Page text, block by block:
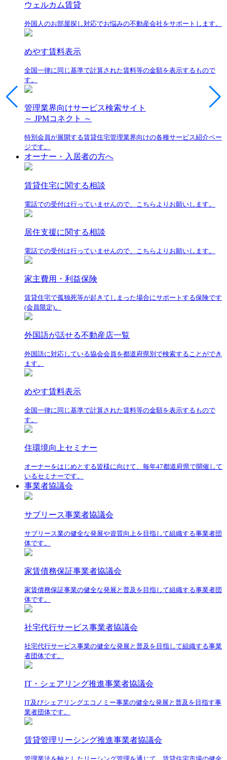
ウェルカム賃貸
外国人のお部屋探し対応でお悩みの不動産会社をサポートします。
めやす賃料表示
全国一律に同じ基準で計算された賃料等の金額を表示するもので
す。
管理業界向けサービス検索サイト
～ JPMコネクト ～
特別会員が展開する賃貸住宅管理業界向けの各種サービス紹介ペー
ジです。
オーナー・入居者の方へ
賃貸住宅に関する相談
電話での受付は行っていませんので、こちらよりお願いします。
居住支援に関する相談
電話での受付は行っていませんので、こちらよりお願いします。
家主費用・利益保険
賃貸住宅で孤独死等が起きてしまった場合にサポートする保険です
(会員限定)。
外国語が話せる不動産店一覧
外国語に対応している協会会員を都道府県別で検索することができ
ます。
めやす賃料表示
全国一律に同じ基準で計算された賃料等の金額を表示するもので
す。
住環境向上セミナー
オーナーをはじめとする皆様に向けて、毎年47都道府県で開催して
いるセミナーです。
事業者協議会
サブリース事業者協議会
サブリース業の健全な発展や資質向上を目指して組織する事業者団
体です。
家賃債務保証事業者協議会
家賃債務保証事業の健全な発展と普及を目指して組織する事業者団
体です。
社宅代行サービス事業者協議会
社宅代行サービス事業の健全な発展と普及を目指して組織する事業
者団体です。
IT・シェアリング推進事業者協議会
IT及びシェアリングエコノミー事業の健全な発展と普及を目指す事
業者団体です。
賃貸管理リーシング推進事業者協議会